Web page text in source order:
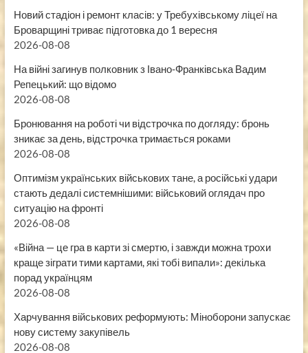
Новий стадіон і ремонт класів: у Требухівському ліцеї на
Броварщині триває підготовка до 1 вересня
2026-08-08
На війні загинув полковник з Івано-Франківська Вадим
Репецький: що відомо
2026-08-08
Бронювання на роботі чи відстрочка по догляду: бронь
зникає за день, відстрочка тримається роками
2026-08-08
Оптимізм українських військових тане, а російські удари
стають дедалі системнішими: військовий оглядач про
ситуацію на фронті
2026-08-08
«Війна — це гра в карти зі смертю, і завжди можна трохи
краще зіграти тими картами, які тобі випали»: декілька
порад українцям
2026-08-08
Харчування військових реформують: Міноборони запускає
нову систему закупівель
2026-08-08